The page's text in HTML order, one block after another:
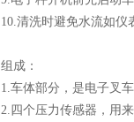
10.清洗时避免水流如仪
组成：
1.车体部分，是电子叉
2.四个压力传感器，用